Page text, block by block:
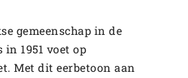
gemeenschap in de
1951 voet op
Met dit eerbetoon aan